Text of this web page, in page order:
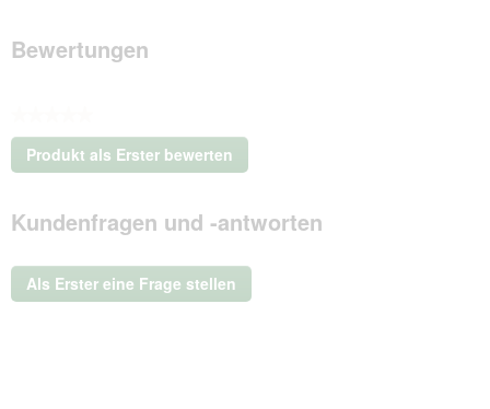
Bewertungen
Kein
Beurteilungswert
Produkt als Erster bewerten
.
dieser
Aktion
ein
modales
Kundenfragen und -antworten
Als Erster eine Frage stellen